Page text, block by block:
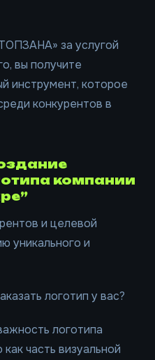
за услугой
вы получите
инструмент, которое
конкурентов в
компании
и целевой
уникального и
логотип у вас?
логотипа
часть визуальной